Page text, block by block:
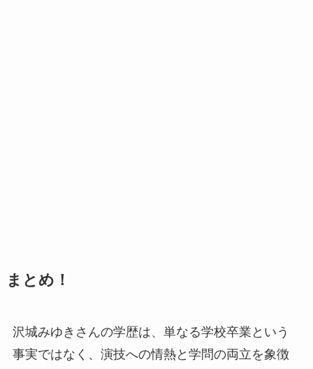
まとめ！
沢城みゆきさんの学歴は、単なる学校卒業という
事実ではなく、演技への情熱と学問の両立を象徴